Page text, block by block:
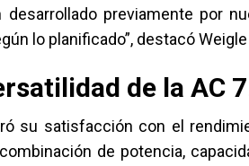
desarrollado previamente por
lo planificado”, destacó
de la AC
su satisfacción con el
de potencia,